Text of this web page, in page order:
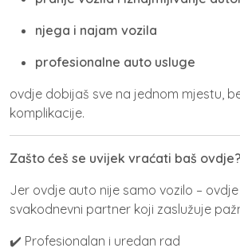
njega i najam vozila
profesionalne auto usluge
ovdje dobijaš sve na jednom mjestu,
komplikacije.
Zašto ćeš se uvijek vraćati baš ovdje?
Jer ovdje auto nije samo vozilo –
svakodnevni partner koji zaslužuje
✔️ Profesionalan i uredan rad